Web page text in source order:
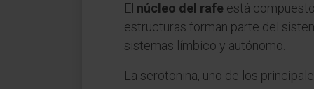
El núcleo del rafe está
estructuras forman parte del
sistemas límbico y autónomo.
La serotonina, uno de los